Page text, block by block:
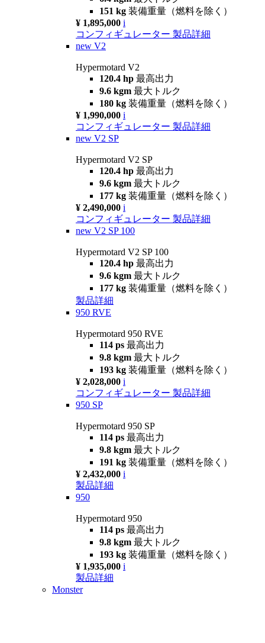
151 kg 装備重量（燃料を除く）
¥ 1,895,000 i
コンフィギュレーター 製品詳細
new V2
Hypermotard V2
120.4 hp 最高出力
9.6 kgm 最大トルク
180 kg 装備重量（燃料を除く）
¥ 1,990,000 i
コンフィギュレーター 製品詳細
new V2 SP
Hypermotard V2 SP
120.4 hp 最高出力
9.6 kgm 最大トルク
177 kg 装備重量（燃料を除く）
¥ 2,490,000 i
コンフィギュレーター 製品詳細
new V2 SP 100
Hypermotard V2 SP 100
120.4 hp 最高出力
9.6 kgm 最大トルク
177 kg 装備重量（燃料を除く）
製品詳細
950 RVE
Hypermotard 950 RVE
114 ps 最高出力
9.8 kgm 最大トルク
193 kg 装備重量（燃料を除く）
¥ 2,028,000 i
コンフィギュレーター 製品詳細
950 SP
Hypermotard 950 SP
114 ps 最高出力
9.8 kgm 最大トルク
191 kg 装備重量（燃料を除く）
¥ 2,432,000 i
製品詳細
950
Hypermotard 950
114 ps 最高出力
9.8 kgm 最大トルク
193 kg 装備重量（燃料を除く）
¥ 1,935,000 i
製品詳細
Monster